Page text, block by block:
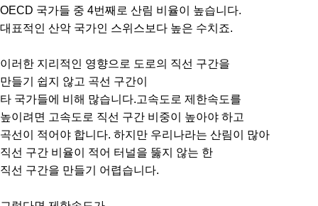
OECD 국가들 중 4번째로 산림 비율이 높습니다.
대표적인 산악 국가인 스위스보다 높은 수치죠.
이러한 지리적인 영향으로 도로의 직선 구간을
만들기 쉽지 않고 곡선 구간이
타 국가들에 비해 많습니다.고속도로 제한속도를
높이려면 고속도로 직선 구간 비중이 높아야 하고
곡선이 적어야 합니다. 하지만 우리나라는 산림이 많아
직선 구간 비율이 적어 터널을 뚫지 않는 한
직선 구간을 만들기 어렵습니다.